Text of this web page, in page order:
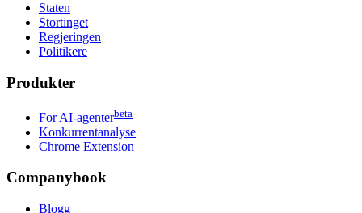
Staten
Stortinget
Regjeringen
Politikere
Produkter
For AI-agenterbeta
Konkurrentanalyse
Chrome Extension
Companybook
Blogg